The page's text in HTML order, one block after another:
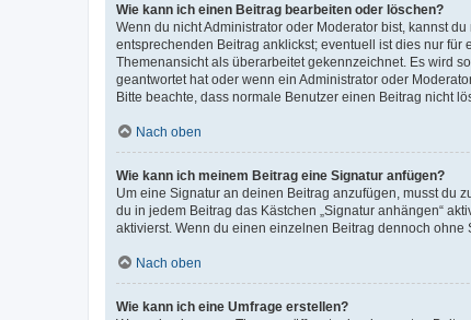
Wie kann ich einen Beitrag bearbeiten oder löschen?
Wenn du nicht Administrator oder Moderator bist, kannst
entsprechenden Beitrag anklickst; eventuell ist dies nur
Themenansicht als überarbeitet gekennzeichnet. Es wird
geantwortet hat oder wenn ein Administrator oder
Bitte beachte, dass normale Benutzer einen Beitrag nicht
Nach oben
Wie kann ich meinem Beitrag eine Signatur anfügen?
Um eine Signatur an deinen Beitrag anzufügen, musst du
du in jedem Beitrag das Kästchen „Signatur anhängen“
aktivierst. Wenn du einen einzelnen Beitrag dennoch ohne
Nach oben
Wie kann ich eine Umfrage erstellen?